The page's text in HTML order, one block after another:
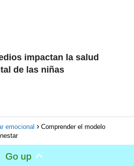
impactan la salud
de las niñas
emocional
Comprender el modelo
Go up